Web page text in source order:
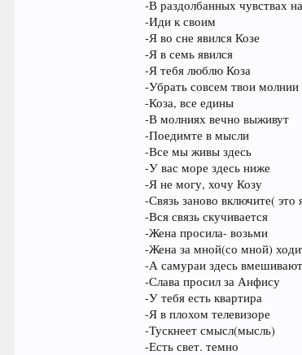
-В раздолбанных чувствах
-Иди к своим
-Я во сне явился Козе
-Я в семь явился
-Я тебя люблю Коза
-Убрать совсем твои молнии
-Коза, все едины
-В молниях вечно выживут
-Поедимте в мысли
-Все мы живы здесь
-У вас море здесь ниже
-Я не могу, хочу Козу
-Связь заново включите(
-Вся связь скучивается
-Жена просила- возьми
-Жена за мной(со мной)
-А самураи здесь
-Слава просил за Анфису
-У тебя есть квартира
-Я в плохом телевизоре
-Тускнеет смысл(мысль)
-Есть свет. темно